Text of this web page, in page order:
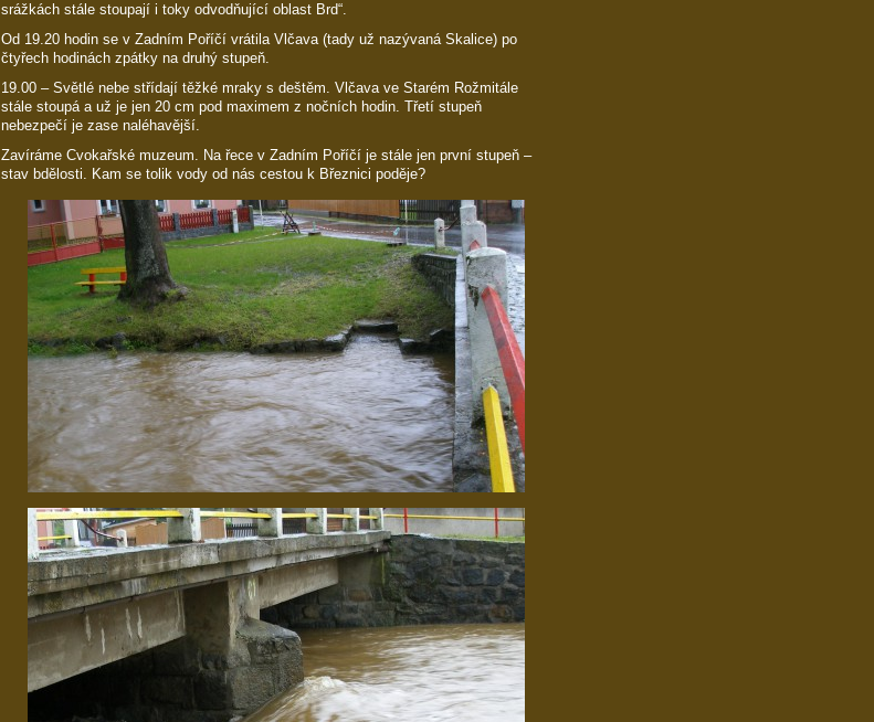
srážkách stále stoupají i toky odvodňující oblast Brd“.
Od 19.20 hodin se v Zadním Poříčí vrátila Vlčava (tady už nazývaná Skalice) po
čtyřech hodinách zpátky na druhý stupeň.
19.00 – Světlé nebe střídají těžké mraky s deštěm. Vlčava ve Starém Rožmitále
stále stoupá a už je jen 20 cm pod maximem z nočních hodin. Třetí stupeň
nebezpečí je zase naléhavější.
Zavíráme Cvokařské muzeum. Na řece v Zadním Poříčí je stále jen první stupeň –
stav bdělosti. Kam se tolik vody od nás cestou k Březnici poděje?